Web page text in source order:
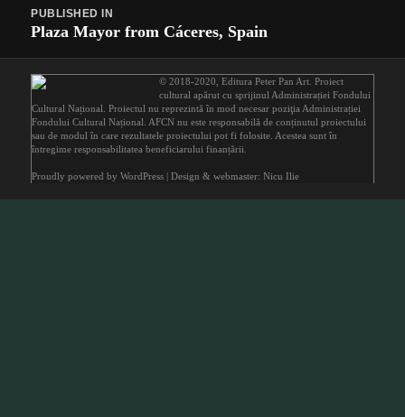
navigation
PUBLISHED IN
Plaza Mayor from Cáceres, Spain
© 2018-2020,Editura Peter Pan Art. Proiect
cultural apărut cu sprijinulAdministrației Fondului
Cultural Național. Proiectul nu reprezintă în mod necesar poziţia Administrației
Fondului Cultural Național. AFCN nu este responsabilă de conținutul proiectului
sau de modul în care rezultatele proiectului pot fi folosite. Acestea sunt în
întregime responsabilitatea beneficiarului finanțării.
Proudly powered by WordPress | Design & webmaster: Nicu Ilie